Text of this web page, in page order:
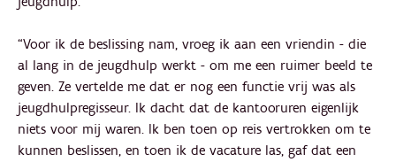
“Voor ik de beslissing nam, vroeg ik aan een vriendin - die
al lang in de jeugdhulp werkt - om me een ruimer beeld te
geven. Ze vertelde me dat er nog een functie vrij was als
jeugdhulpregisseur. Ik dacht dat de kantooruren eigenlijk
niets voor mij waren. Ik ben toen op reis vertrokken om te
kunnen beslissen, en toen ik de vacature las, gaf dat een